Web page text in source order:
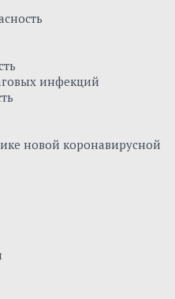
инфекций
новой коронавирусной